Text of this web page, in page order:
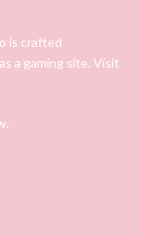
is crafted
a gaming site. Visit